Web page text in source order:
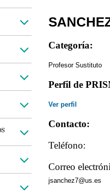
Categoría:
Profesor Sustituto
Perfil de
Ver perfil
Contacto:
Teléfono:
Correo
jsanchez7@us.es